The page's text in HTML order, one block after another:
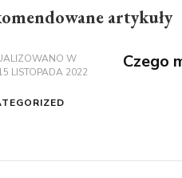
artykuły
W
LISTOPADA 2022 Czego